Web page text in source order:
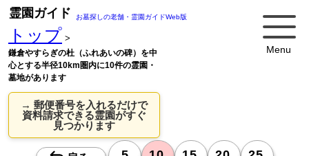
Menu
霊園ガイド お墓探しの老舗・霊園ガイドWeb版
トップ >
鎌倉やすらぎの杜（ふれあいの碑）を中
心とする半径10km圏内に10件の霊園・
墓地があります
→ 郵便番号を入れるだけで
資料請求できる霊園がすぐ
見つかります